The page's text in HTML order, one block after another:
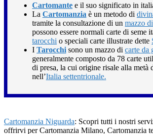
Cartomante e il suo significato in
La Cartomanzia è un metodo di
tramite la consultazione di un mazzo
possono essere normali carte di seme
tarocchi o speciali carte illustrate dette
I Tarocchi sono un mazzo di carte da
generalmente composto da 78 carte
di presa, la cui origine risale alla metà
nell’Italia settentrionale.
Cartomanzia Niguarda: Scopri tutti i nostri
offrirvi per Cartomanzia Milano, Cartomanzia